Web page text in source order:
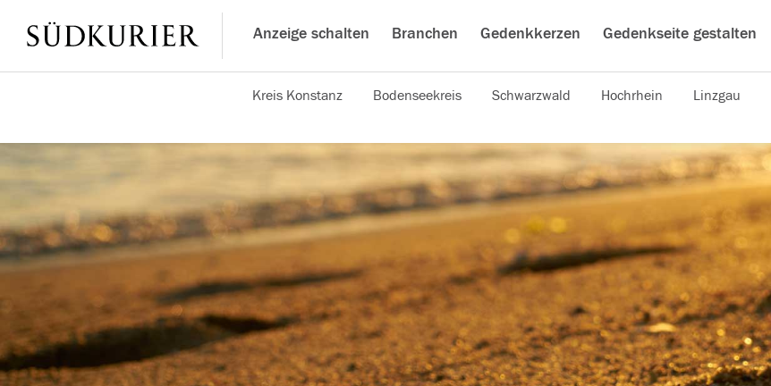
Anzeige schalten Branchen Gedenkkerzen Gedenkseite gestalten
Kreis Konstanz Bodenseekreis Schwarzwald Hochrhein Linzgau